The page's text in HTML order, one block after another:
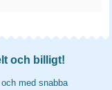
och billigt!
med snabba